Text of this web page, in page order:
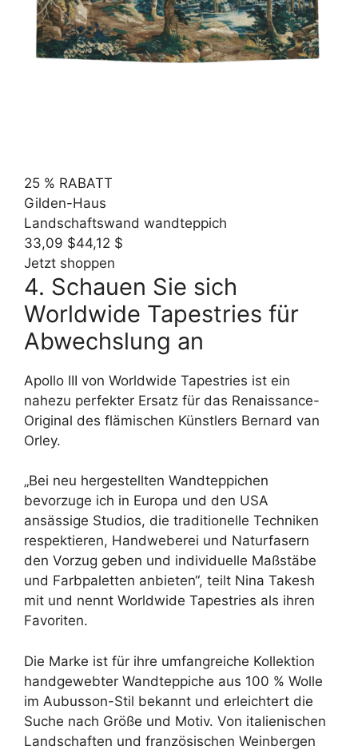
25 % RABATT
Gilden-Haus
Landschaftswand wandteppich
33,09 $44,12 $
Jetzt shoppen
4. Schauen Sie sich
Worldwide Tapestries für
Abwechslung an
Apollo III von Worldwide Tapestries ist ein
nahezu perfekter Ersatz für das Renaissance-
Original des flämischen Künstlers Bernard van
Orley.
„Bei neu hergestellten Wandteppichen
bevorzuge ich in Europa und den USA
ansässige Studios, die traditionelle Techniken
respektieren, Handweberei und Naturfasern
den Vorzug geben und individuelle Maßstäbe
und Farbpaletten anbieten“, teilt Nina Takesh
mit und nennt Worldwide Tapestries als ihren
Favoriten.
Die Marke ist für ihre umfangreiche Kollektion
handgewebter Wandteppiche aus 100 % Wolle
im Aubusson-Stil bekannt und erleichtert die
Suche nach Größe und Motiv. Von italienischen
Landschaften und französischen Weinbergen